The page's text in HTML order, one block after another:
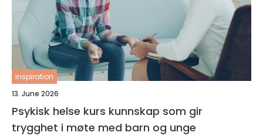
inspiration
13. June 2026
Psykisk helse kurs kunnskap som gir
trygghet i møte med barn og unge